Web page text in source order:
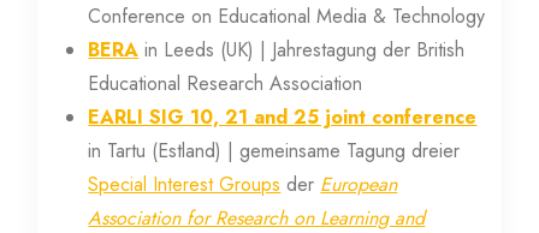
Conference on Educational Media & Technology
BERA in Leeds (UK) | Jahrestagung der British
Educational Research Association
EARLI SIG 10, 21 and 25 joint conference
in Tartu (Estland) | gemeinsame Tagung dreier
Special Interest Groups der European
Association for Research on Learning and